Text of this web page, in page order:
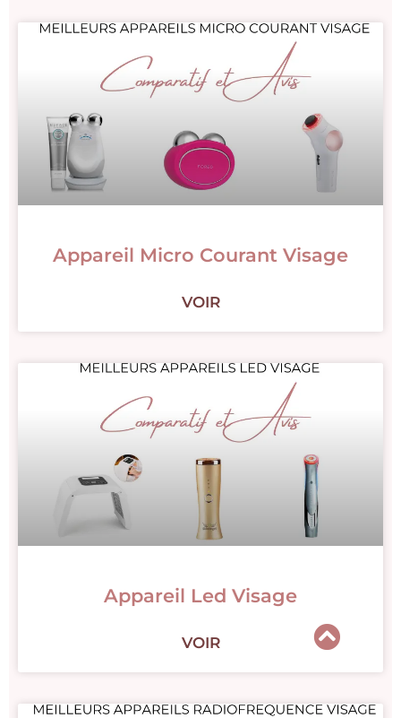
Appareil Micro Courant Visage
VOIR
Appareil Led Visage
VOIR